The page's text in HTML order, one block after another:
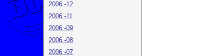
2006 -12
2006 -11
2006 -09
2006 -08
2006 -07